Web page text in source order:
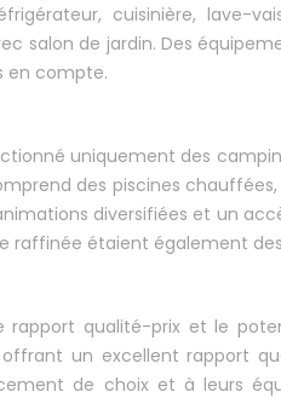
cuisinière, lave-
salon de jardin. Des
en compte.
uniquement des
des piscines chauffées,
diversifiées et un
raffinée étaient également
qualité-prix et le
un excellent rapport
de choix et à leurs